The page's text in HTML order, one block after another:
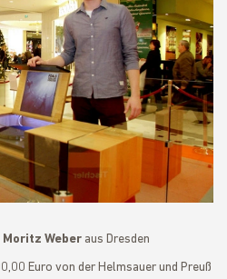
Moritz Weber aus Dresden
Euro von der Helmsauer und Preuß